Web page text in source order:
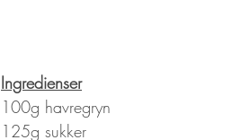
Ingredienser
100g havregryn
125g sukker